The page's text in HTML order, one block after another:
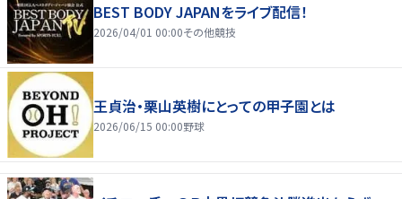
BEST BODY JAPANをライブ配信！
2026/04/01 00:00その他競技
王貞治・栗山英樹にとっての甲子園とは
2026/06/15 00:00野球